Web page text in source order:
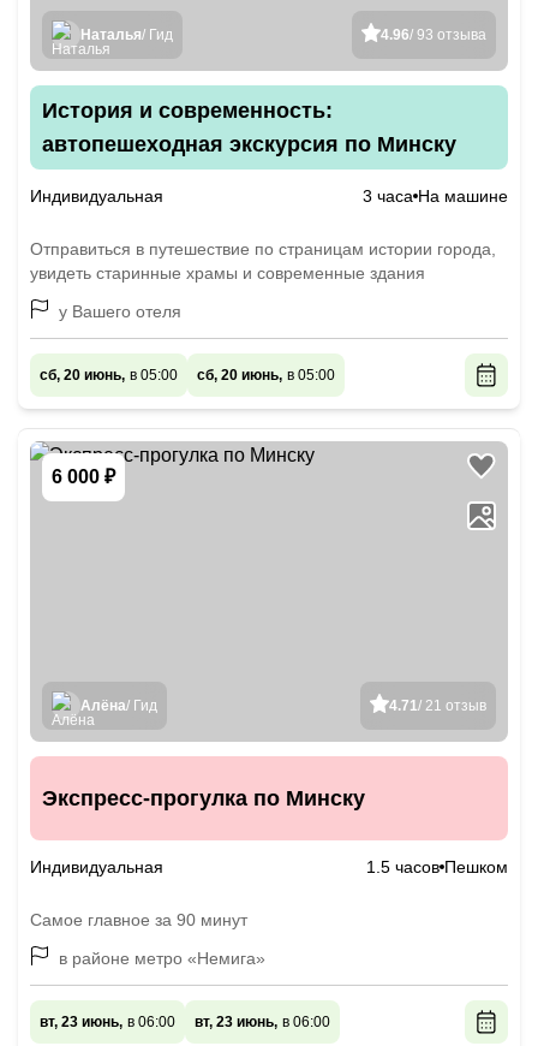
4.96/ 93 отзыва
Наталья/ Гид
История и современность:
автопешеходная экскурсия по Минску
Индивидуальная 3 часа На машине
Отправиться в путешествие по страницам истории города,
увидеть старинные храмы и современные здания
у Вашего отеля
сб, 20 июнь, в 05:00 сб, 20 июнь, в 05:00
6 000 ₽
4.71/ 21 отзыв
Алёна/ Гид
Экспресс-прогулка по Минску
Индивидуальная 1.5 часов Пешком
Самое главное за 90 минут
в районе метро «Немига»
вт, 23 июнь, в 06:00 вт, 23 июнь, в 06:00